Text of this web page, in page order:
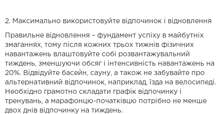
2. Максимально використовуйте відпочинок і відновлення
Правильне відновлення – фундамент успіху в майбутніх
змаганнях, тому після кожних трьох тижнів фізичних
навантажень влаштовуйте собі розвантажувальний
тиждень, зменшуючи обсяг і інтенсивність навантажень на
20%. Відвідуйте басейн, сауну, а також не забувайте про
альтернативний відпочинок, наприклад, їзда на велосипеді.
Необхідно грамотно складати графік відпочинку і
тренувань, а марафонцю-початківцю потрібно не менше
двох днів відпочинку на тиждень.